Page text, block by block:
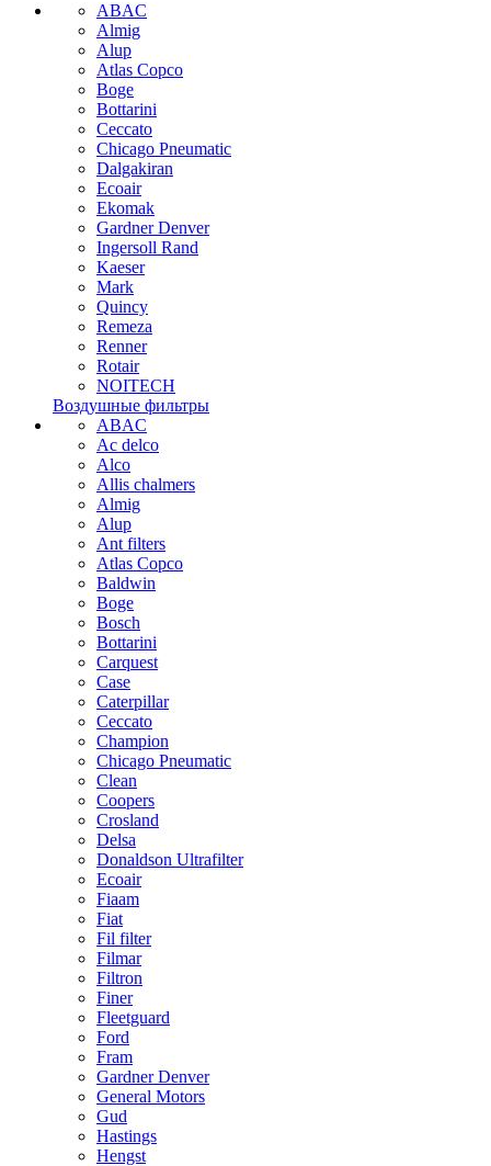
ABAC
Almig
Alup
Atlas Copco
Boge
Bottarini
Ceccato
Chicago Pneumatic
Dalgakiran
Ecoair
Ekomak
Gardner Denver
Ingersoll Rand
Kaeser
Mark
Quincy
Remeza
Renner
Rotair
NOITECH
Воздушные фильтры
ABAC
Ac delco
Alco
Allis chalmers
Almig
Alup
Ant filters
Atlas Copco
Baldwin
Boge
Bosch
Bottarini
Carquest
Case
Caterpillar
Ceccato
Champion
Chicago Pneumatic
Clean
Coopers
Crosland
Delsa
Donaldson Ultrafilter
Ecoair
Fiaam
Fiat
Fil filter
Filmar
Filtron
Finer
Fleetguard
Ford
Fram
Gardner Denver
General Motors
Gud
Hastings
Hengst